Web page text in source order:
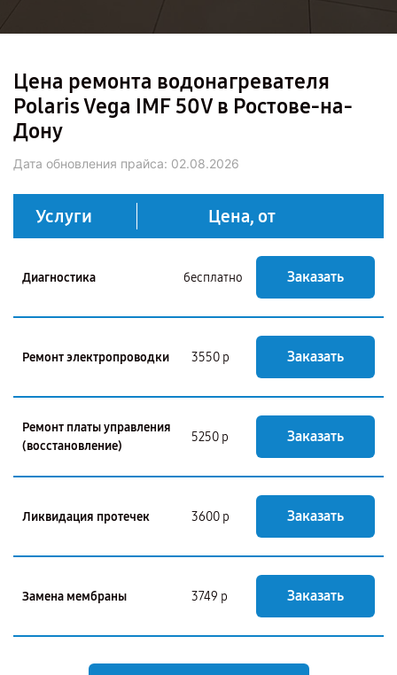
Цена ремонта водонагревателя
Polaris Vega IMF 50V в Ростове-на-
Дону
Дата обновления прайса: 02.08.2026
Услуги Цена, от
Диагностика бесплатно Заказать
Ремонт электропроводки 3550 р Заказать
Ремонт платы управления
(восстановление)
5250 р Заказать
Ликвидация протечек 3600 р Заказать
Замена мембраны 3749 р Заказать